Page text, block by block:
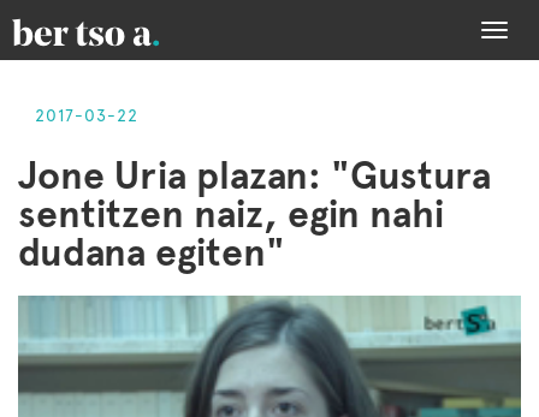
2017-03-22
Jone Uria plazan: "Gustura
sentitzen naiz, egin nahi
dudana egiten"